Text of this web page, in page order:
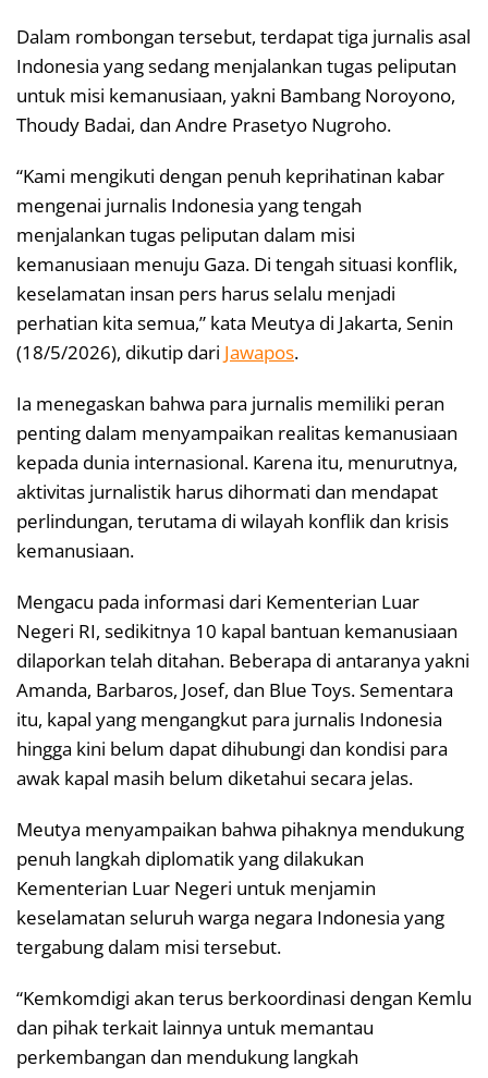
Dalam rombongan tersebut, terdapat tiga jurnalis asal
Indonesia yang sedang menjalankan tugas peliputan
untuk misi kemanusiaan, yakni Bambang Noroyono,
Thoudy Badai, dan Andre Prasetyo Nugroho.
“Kami mengikuti dengan penuh keprihatinan kabar
mengenai jurnalis Indonesia yang tengah
menjalankan tugas peliputan dalam misi
kemanusiaan menuju Gaza. Di tengah situasi konflik,
keselamatan insan pers harus selalu menjadi
perhatian kita semua,” kata Meutya di Jakarta, Senin
(18/5/2026), dikutip dari Jawapos.
Ia menegaskan bahwa para jurnalis memiliki peran
penting dalam menyampaikan realitas kemanusiaan
kepada dunia internasional. Karena itu, menurutnya,
aktivitas jurnalistik harus dihormati dan mendapat
perlindungan, terutama di wilayah konflik dan krisis
kemanusiaan.
Mengacu pada informasi dari Kementerian Luar
Negeri RI, sedikitnya 10 kapal bantuan kemanusiaan
dilaporkan telah ditahan. Beberapa di antaranya yakni
Amanda, Barbaros, Josef, dan Blue Toys. Sementara
itu, kapal yang mengangkut para jurnalis Indonesia
hingga kini belum dapat dihubungi dan kondisi para
awak kapal masih belum diketahui secara jelas.
Meutya menyampaikan bahwa pihaknya mendukung
penuh langkah diplomatik yang dilakukan
Kementerian Luar Negeri untuk menjamin
keselamatan seluruh warga negara Indonesia yang
tergabung dalam misi tersebut.
“Kemkomdigi akan terus berkoordinasi dengan Kemlu
dan pihak terkait lainnya untuk memantau
perkembangan dan mendukung langkah